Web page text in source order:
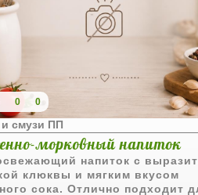
0 0
и смузи ПП
морковный напиток
напиток с
клюквы и мягким вкусом
сока. Отлично подходит